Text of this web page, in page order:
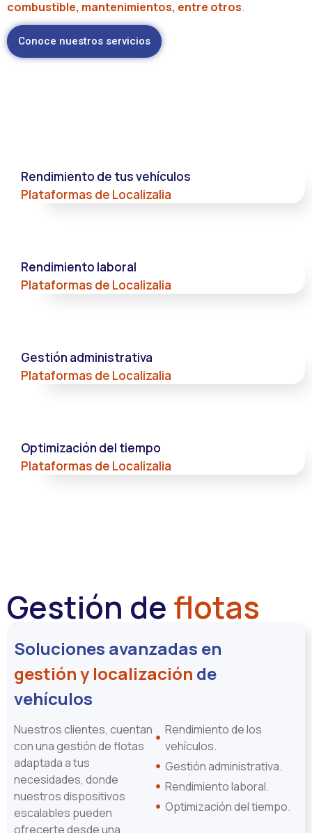
combustible, mantenimientos, entre otros.
Conoce nuestros servicios
Rendimiento de tus vehículos
Plataformas de Localizalia
Rendimiento laboral
Plataformas de Localizalia
Gestión administrativa
Plataformas de Localizalia
Optimización del tiempo
Plataformas de Localizalia
Gestión de flotas
Soluciones avanzadas en
gestión y localización de
vehículos
Nuestros clientes, cuentan
con una gestión de flotas
adaptada a tus
necesidades, donde
nuestros dispositivos
escalables pueden
ofrecerte desde una
Rendimiento de los
vehículos.
Gestión administrativa.
Rendimiento laboral.
Optimización del tiempo.